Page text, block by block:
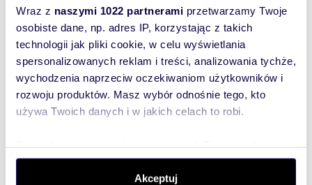
Wraz z naszymi 1022 partnerami przetwarzamy Twoje
osobiste dane, np. adres IP, korzystając z takich
technologii jak pliki cookie, w celu wyświetlania
spersonalizowanych reklam i treści, analizowania tychże,
wychodzenia naprzeciw oczekiwaniom użytkowników i
rozwoju produktów. Masz wybór odnośnie tego, kto
używa Twoich danych i w jakich celach to robi.
dane są przetwarzane oraz ustaw własne preferencje w
. W Deklaracji plików cookie możesz
Akceptuj